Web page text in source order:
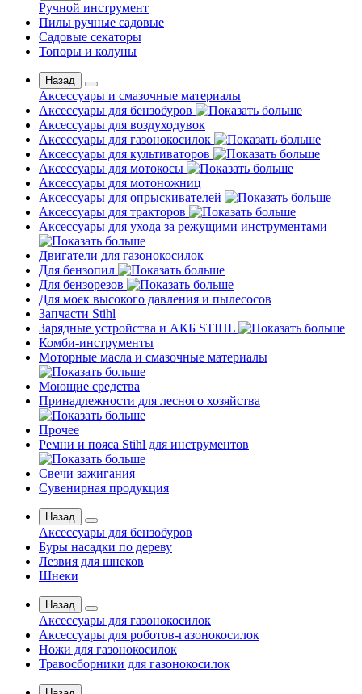
Ручной инструмент
Пилы ручные садовые
Садовые секаторы
Топоры и колуны
Назад
Аксессуары и смазочные материалы
Аксессуары для бензобуров
Аксессуары для воздуходувок
Аксессуары для газонокосилок
Аксессуары для культиваторов
Аксессуары для мотокосы
Аксессуары для мотоножниц
Аксессуары для опрыскивателей
Аксессуары для тракторов
Аксессуары для ухода за режущими инструментами
Двигатели для газонокосилок
Для бензопил
Для бензорезов
Для моек высокого давления и пылесосов
Запчасти Stihl
Зарядные устройства и АКБ STIHL
Комби-инструменты
Моторные масла и смазочные материалы
Моющие средства
Принадлежности для лесного хозяйства
Прочее
Ремни и пояса Stihl для инструментов
Свечи зажигания
Сувенирная продукция
Назад
Аксессуары для бензобуров
Буры насадки по дереву
Лезвия для шнеков
Шнеки
Назад
Аксессуары для газонокосилок
Аксессуары для роботов-газонокосилок
Ножи для газонокосилок
Травосборники для газонокосилок